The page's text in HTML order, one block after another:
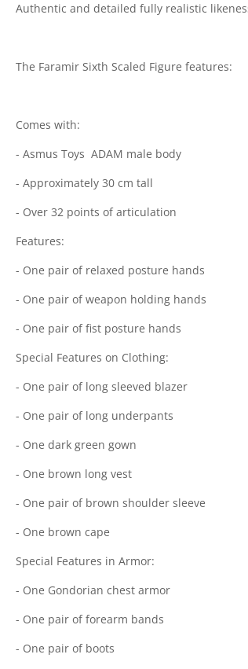
Authentic and detailed fully realistic
The Faramir Sixth Scaled Figure features:
Comes with:
- Asmus Toys ADAM male body
- Approximately 30 cm tall
- Over 32 points of articulation
Features:
- One pair of relaxed posture hands
- One pair of weapon holding hands
- One pair of fist posture hands
Special Features on Clothing:
- One pair of long sleeved blazer
- One pair of long underpants
- One dark green gown
- One brown long vest
- One pair of brown shoulder sleeve
- One brown cape
Special Features in Armor:
- One Gondorian chest armor
- One pair of forearm bands
- One pair of boots